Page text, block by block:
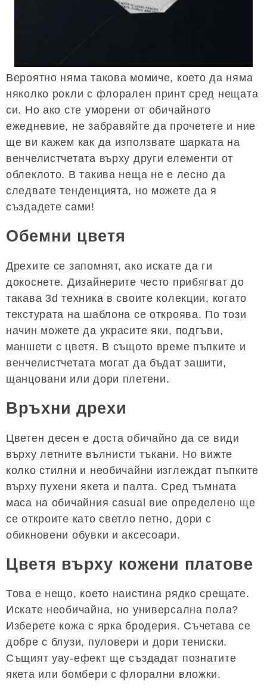
Вероятно няма такова момиче, което да няма
няколко рокли с флорален принт сред нещата
си. Но ако сте уморени от обичайното
ежедневие, не забравяйте да прочетете и ние
ще ви кажем как да използвате шарката на
венчелистчетата върху други елементи от
облеклото. В такива неща не е лесно да
следвате тенденцията, но можете да я
създадете сами!
Обемни цветя
Дрехите се запомнят, ако искате да ги
докоснете. Дизайнерите често прибягват до
такава 3d техника в своите колекции, когато
текстурата на шаблона се откроява. По този
начин можете да украсите яки, подгъви,
маншети с цветя. В същото време пъпките и
венчелистчетата могат да бъдат зашити,
щанцовани или дори плетени.
Връхни дрехи
Цветен десен е доста обичайно да се види
върху летните вълнисти тъкани. Но вижте
колко стилни и необичайни изглеждат пъпките
върху пухени якета и палта. Сред тъмната
маса на обичайния casual вие определено ще
се откроите като светло петно, дори с
обикновени обувки и аксесоари.
Цветя върху кожени платове
Това е нещо, което наистина рядко срещате.
Искате необичайна, но универсална пола?
Изберете кожа с ярка бродерия. Съчетава се
добре с блузи, пуловери и дори тениски.
Същият уау-ефект ще създадат познатите
якета или бомбери с флорални вложки.